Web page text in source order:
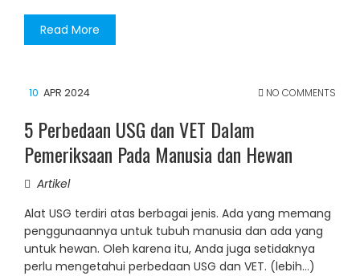
Read More
10 APR 2024 NO COMMENTS
5 Perbedaan USG dan VET Dalam
Pemeriksaan Pada Manusia dan Hewan
Artikel
Alat USG terdiri atas berbagai jenis. Ada yang memang
penggunaannya untuk tubuh manusia dan ada yang
untuk hewan. Oleh karena itu, Anda juga setidaknya
perlu mengetahui perbedaan USG dan VET. (lebih…)